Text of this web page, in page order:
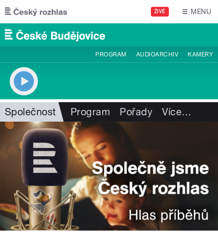
Přejít k hlavnímu obsahu
ŽIVĚ MENU
PROGRAM AUDIOARCHIV KAMERY
Společnost Program Pořady Více…